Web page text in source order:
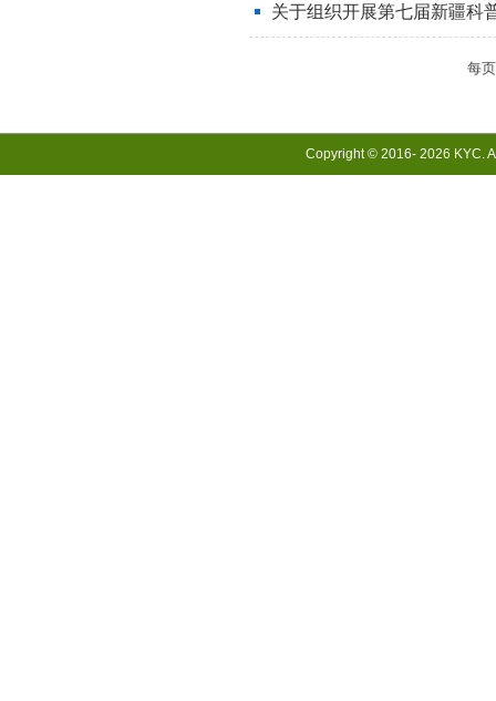
关于组织开展第七届新疆科
每
Copyright © 2016- 2026 KYC.